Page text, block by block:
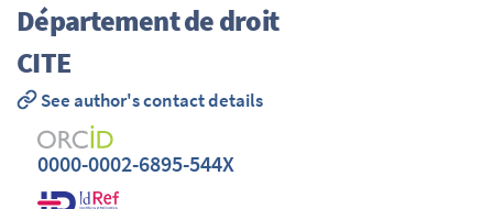
Département de droit
CITE
See author's contact details
0000-0002-6895-544X